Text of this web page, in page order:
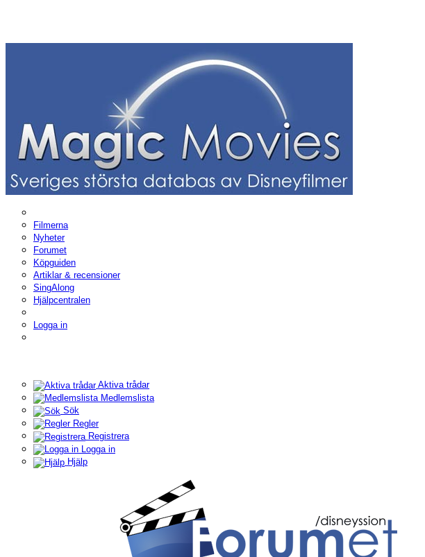
Filmerna
Nyheter
Forumet
Köpguiden
Artiklar & recensioner
SingAlong
Hjälpcentralen
Logga in
Aktiva trådar
Medlemslista
Sök
Regler
Registrera
Logga in
Hjälp